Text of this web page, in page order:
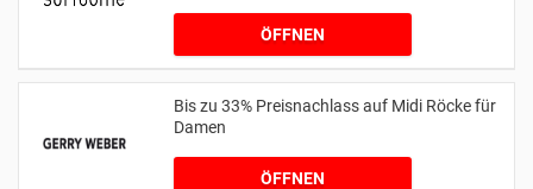
ÖFFNEN
Bis zu 33% Preisnachlass auf Midi Röcke für
Damen
ÖFFNEN